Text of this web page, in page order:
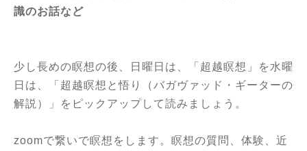
識のお話など
少し長めの瞑想の後、日曜日は、「超越瞑想」を水曜
日は、「超越瞑想と悟り（バガヴァッド・ギーターの
解説）」
をピックアップして読みましょう。
zoomで繋いで瞑想をします。瞑想の質問、体験、近